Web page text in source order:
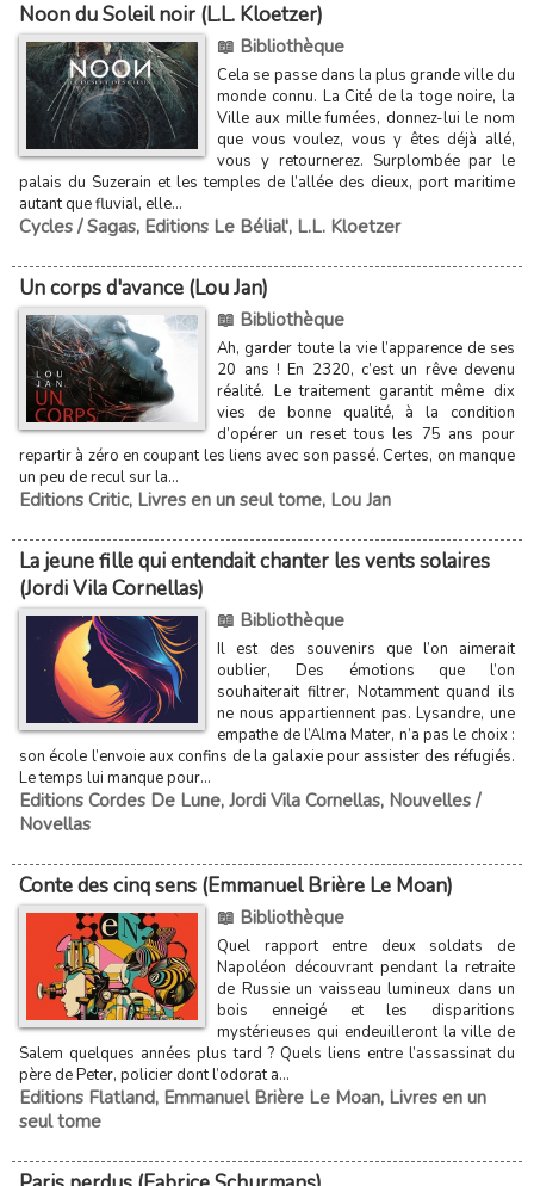
Noon du Soleil noir (L.L. Kloetzer)
📖 Bibliothèque
Cela se passe dans la plus grande ville du
monde connu. La Cité de la toge noire, la
Ville aux mille fumées, donnez-lui le nom
que vous voulez, vous y êtes déjà allé,
vous y retournerez. Surplombée par le
palais du Suzerain et les temples de l’allée des dieux, port maritime
autant que fluvial, elle...
Cycles / Sagas, Editions Le Bélial', L.L. Kloetzer
Un corps d'avance (Lou Jan)
📖 Bibliothèque
Ah, garder toute la vie l’apparence de ses
20 ans ! En 2320, c’est un rêve devenu
réalité. Le traitement garantit même dix
vies de bonne qualité, à la condition
d’opérer un reset tous les 75 ans pour
repartir à zéro en coupant les liens avec son passé. Certes, on manque
un peu de recul sur la...
Editions Critic, Livres en un seul tome, Lou Jan
La jeune fille qui entendait chanter les vents solaires
(Jordi Vila Cornellas)
📖 Bibliothèque
Il est des souvenirs que l’on aimerait
oublier, Des émotions que l’on
souhaiterait filtrer, Notamment quand ils
ne nous appartiennent pas. Lysandre, une
empathe de l’Alma Mater, n’a pas le choix :
son école l’envoie aux confins de la galaxie pour assister des réfugiés.
Le temps lui manque pour...
Editions Cordes De Lune, Jordi Vila Cornellas, Nouvelles /
Novellas
Conte des cinq sens (Emmanuel Brière Le Moan)
📖 Bibliothèque
Quel rapport entre deux soldats de
Napoléon découvrant pendant la retraite
de Russie un vaisseau lumineux dans un
bois enneigé et les disparitions
mystérieuses qui endeuilleront la ville de
Salem quelques années plus tard ? Quels liens entre l’assassinat du
père de Peter, policier dont l’odorat a...
Editions Flatland, Emmanuel Brière Le Moan, Livres en un
seul tome